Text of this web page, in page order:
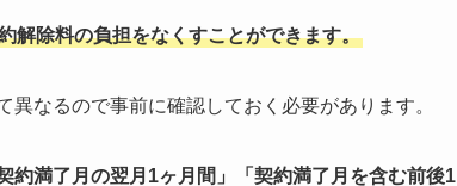
解除料の負担をなくすことができます。
なるので事前に確認しておく必要があります。
約満了月の翌月1ヶ月間」「契約満了月を含む前後1